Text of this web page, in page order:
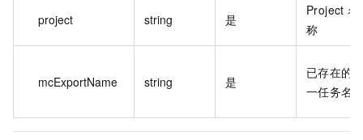
project string 是
Project 名
称
mcExportName string 是
已存在的
一任务名